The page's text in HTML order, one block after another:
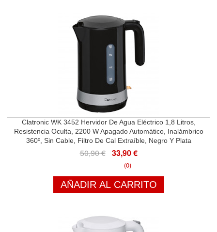
Clatronic WK 3452 Hervidor De Agua Eléctrico 1,8 Litros,
Resistencia Oculta, 2200 W Apagado Automático, Inalámbrico
360º, Sin Cable, Filtro De Cal Extraíble, Negro Y Plata
50,90 € 33,90 €
(0)
AÑADIR AL CARRITO